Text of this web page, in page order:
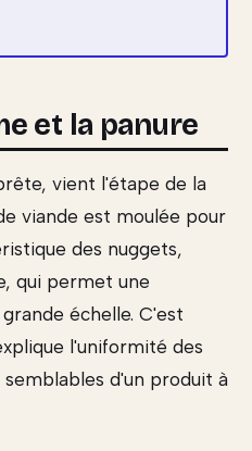
et la panure
vient l'étape de la
viande est moulée pour
des nuggets,
qui permet une
échelle. C'est
l'uniformité des
d'un produit à